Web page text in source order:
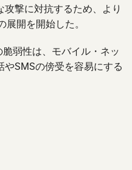
撃に対抗するため、より
開を開始した。
弱性は、モバイル・ネッ
やSMSの傍受を容易にする